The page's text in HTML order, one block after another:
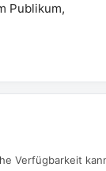
Publikum,
Verfügbarkeit